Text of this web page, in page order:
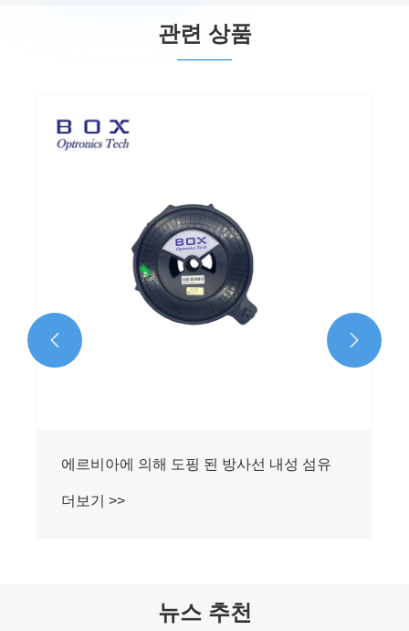
관련 상품
에르비아에 의해 도핑 된 방사선 내성 섬유
더보기 >>
 
뉴스 추천